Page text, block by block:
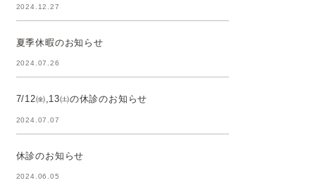
2024.12.27
夏季休暇のお知らせ
2024.07.26
7/12㈮,13㈯の休診のお知らせ
2024.07.07
休診のお知らせ
2024.06.05